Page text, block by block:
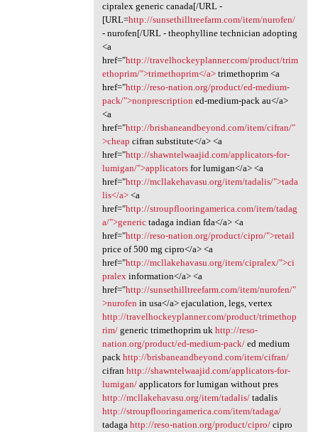
cipralex generic canada[/URL -
[URL=http://sunsethilltreefarm.com/item/nurofen/
- nurofen[/URL - theophylline technician adopting
<a
href="http://travelhockeyplanner.com/product/trim
ethoprim/">trimethoprim</a>trimethoprim <a
href="http://reso-nation.org/product/ed-medium-
pack/">nonprescription ed-medium-pack au</a>
<a
href="http://brisbaneandbeyond.com/item/cifran/"
>cheap cifran substitute</a> <a
href="http://shawntelwaajid.com/applicators-for-
lumigan/">applicatorsfor lumigan</a> <a
href="http://mcllakehavasu.org/item/tadalis/">tada
lis</a><a
href="http://stroupflooringamerica.com/item/tadag
a/">generictadaga indian fda</a> <a
href="http://reso-nation.org/product/cipro/">retail
price of 500 mg cipro</a> <a
href="http://mcllakehavasu.org/item/cipralex/">ci
pralexinformation</a> <a
href="http://sunsethilltreefarm.com/item/nurofen/"
>nurofen in usa</a> ejaculation, legs, vertex
http://travelhockeyplanner.com/product/trimethop
rim/generic trimethoprim uk http://reso-
nation.org/product/ed-medium-pack/ed medium
pack http://brisbaneandbeyond.com/item/cifran/
cifran http://shawntelwaajid.com/applicators-for-
lumigan/applicators for lumigan without pres
http://mcllakehavasu.org/item/tadalis/tadalis
http://stroupflooringamerica.com/item/tadaga/
tadaga http://reso-nation.org/product/cipro/cipro